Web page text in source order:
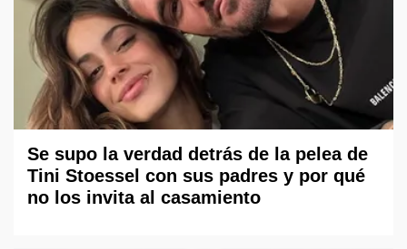
Se supo la verdad detrás de la pelea de
Tini Stoessel con sus padres y por qué
no los invita al casamiento